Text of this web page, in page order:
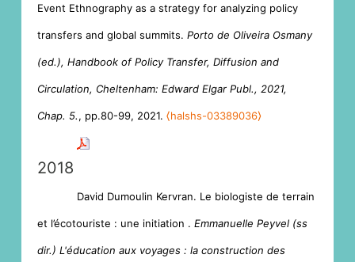
Event Ethnography as a strategy for analyzing policy
transfers and global summits. Porto de Oliveira Osmany
(ed.), Handbook of Policy Transfer, Diffusion and
Circulation, Cheltenham: Edward Elgar Publ., 2021,
Chap. 5., pp.80-99, 2021. ⟨halshs-03389036⟩
2018
David Dumoulin Kervran. Le biologiste de terrain
et l’écotouriste : une initiation . Emmanuelle Peyvel (ss
dir.) L'éducation aux voyages : la construction des